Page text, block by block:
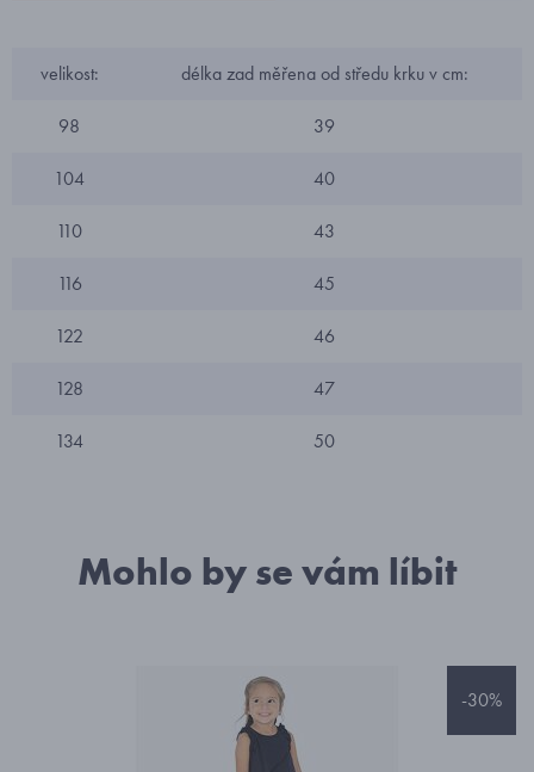
velikost: délka zad měřena od středu krku v cm:
98 39
104 40
110 43
116 45
122 46
128 47
134 50
Mohlo by se vám líbit
-30%